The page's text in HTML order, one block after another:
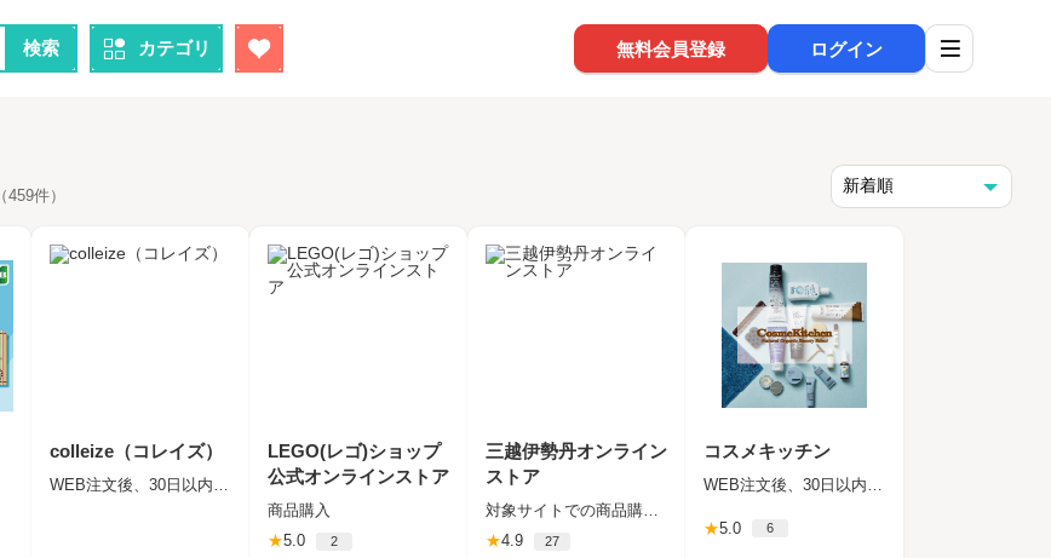
検索 カテゴリ 無料会員登録 ログイン
（459件）
colleize（コレイズ）
WEB注文後、30日以内の入金確認＋商品到着
LEGO(レゴ)ショップ
公式オンラインストア
商品購入
★5.0 2
三越伊勢丹オンライン
ストア
対象サイトでの商品購入後の入金確認（一部対象除外品あり）
★4.9 27
コスメキッチン
WEB注文後、30日以内の入金
★5.0 6